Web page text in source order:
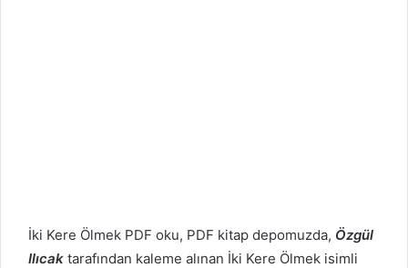
İki Kere Ölmek PDF oku, PDF kitap depomuzda, Özgül
Ilıcak tarafından kaleme alınan İki Kere Ölmek isimli